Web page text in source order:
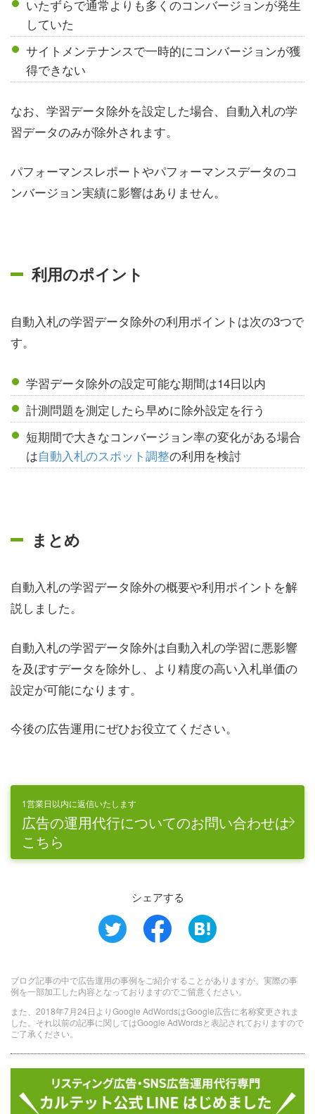
いたずらで通常よりも多くのコンバージョンが発生
していた
サイトメンテナンスで一時的にコンバージョンが獲
得できない
なお、学習データ除外を設定した場合、自動入札の学
習データのみが除外されます。
パフォーマンスレポートやパフォーマンスデータのコ
ンバージョン実績に影響はありません。
利用のポイント
自動入札の学習データ除外の利用ポイントは次の3つで
す。
学習データ除外の設定可能な期間は14日以内
計測問題を測定したら早めに除外設定を行う
短期間で大きなコンバージョン率の変化がある場合
は自動入札のスポット調整の利用を検討
まとめ
自動入札の学習データ除外の概要や利用ポイントを解
説しました。
自動入札の学習データ除外は自動入札の学習に悪影響
を及ぼすデータを除外し、より精度の高い入札単価の
設定が可能になります。
今後の広告運用にぜひお役立てください。
1営業日以内に返信いたします
広告の運用代行についてのお問い合わせは
こちら
シェアする
ブログ記事の中で広告運用の事例をご紹介することがありますが、実際の事
例を一部加工した内容となっておりますのでご留意ください。
また、2018年7月24日よりGoogle AdWordsはGoogle広告に名称変更されま
した。それ以前の記事に関してはGoogle AdWordsと表記されておりますので
ご了承ください。